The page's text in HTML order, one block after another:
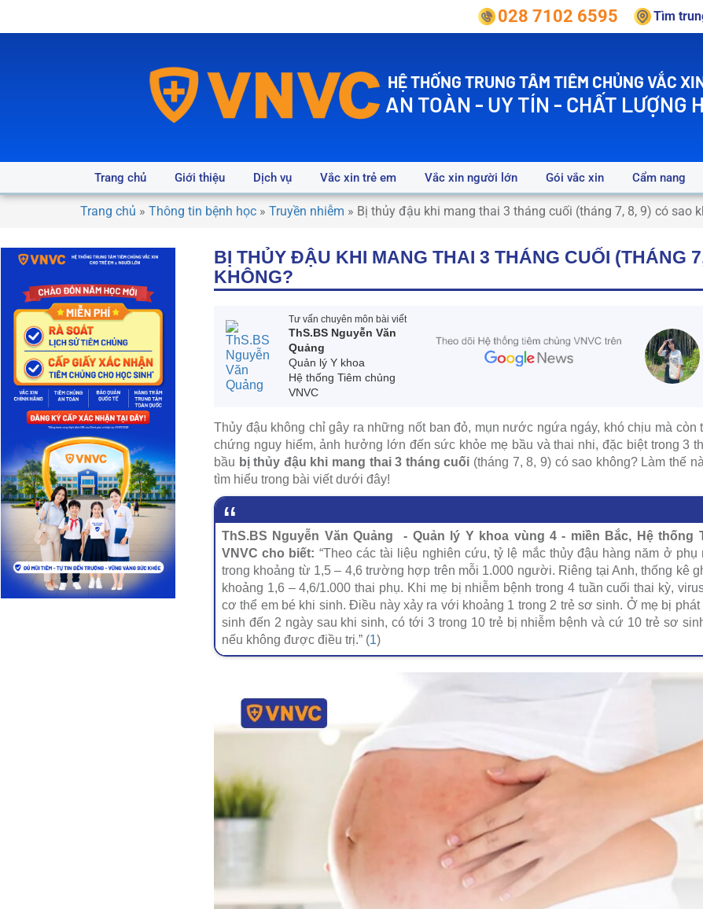
028 7102 6595 Tìm
HỆ THỐNG TRUNG TÂM TIÊM CHỦNG VẮC
AN TOÀN - UY TÍN - CHẤT LƯỢNG
Trang chủ Giới thiệu Dịch vụ Vắc xin trẻ em Vắc xin người lớn Gói vắc xin Cẩm nang
Trang chủ » Thông tin bệnh học » Truyền nhiễm » Bị thủy đậu khi mang thai 3 tháng cuối (tháng 7, 8, 9) có sao
BỊ THỦY ĐẬU KHI MANG THAI 3 THÁNG CUỐI (THÁNG
KHÔNG?
Tư vấn chuyên môn bài viết
ThS.BS Nguyễn Văn
Quảng
Quản lý Y khoa
Hệ thống Tiêm chủng
VNVC
Thủy đậu không chỉ gây ra những nốt ban đỏ, mụn nước ngứa ngáy, khó chịu mà còn
chứng nguy hiểm, ảnh hưởng lớn đến sức khỏe mẹ bầu và thai nhi, đặc biệt trong 3
bầu bị thủy đậu khi mang thai 3 tháng cuối (tháng 7, 8, 9) có sao không? Làm thế
tìm hiểu trong bài viết dưới đây!
ThS.BS Nguyễn Văn Quảng - Quản lý Y khoa vùng 4 - miền Bắc, Hệ thống
VNVC cho biết: “Theo các tài liệu nghiên cứu, tỷ lệ mắc thủy đậu hàng năm ở
trong khoảng từ 1,5 – 4,6 trường hợp trên mỗi 1.000 người. Riêng tại Anh, thống kê
khoảng 1,6 – 4,6/1.000 thai phụ. Khi mẹ bị nhiễm bệnh trong 4 tuần cuối thai kỳ,
cơ thể em bé khi sinh. Điều này xảy ra với khoảng 1 trong 2 trẻ sơ sinh. Ở mẹ bị
sinh đến 2 ngày sau khi sinh, có tới 3 trong 10 trẻ bị nhiễm bệnh và cứ 10 trẻ sơ
nếu không được điều trị.” (1)